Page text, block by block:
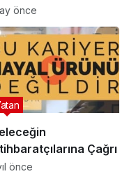
Gerçeği ve
Sessiz
önce
Çağrı
önce